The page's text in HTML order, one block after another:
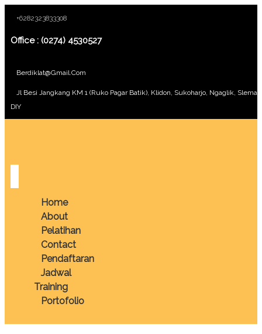
+6282323833308
Office : (0274) 4530527
Berdiklat@gmail.com
Jl Besi Jangkang KM 1 (Ruko Pagar Batik), Klidon, Sukoharjo, Ngaglik,
DIY
Home
About
Pelatihan
Contact
Pendaftaran
Jadwal
Training
Portofolio